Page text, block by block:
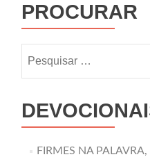
PROCURAR
FIRMES NA